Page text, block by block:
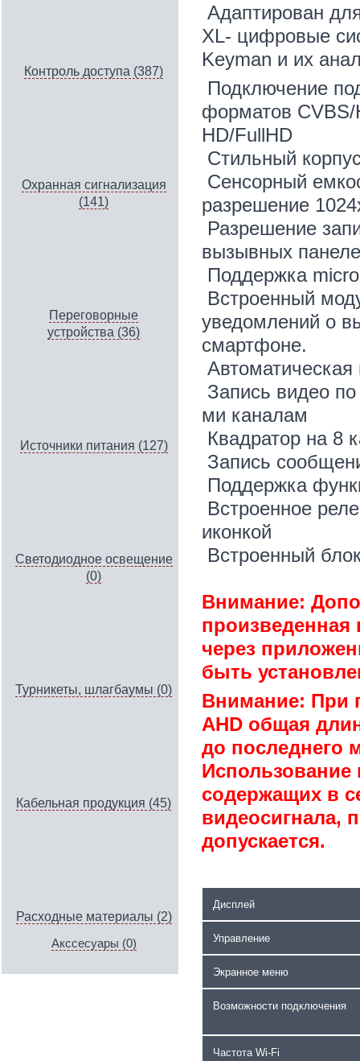
Контроль доступа (387)
Охранная сигнализация
(141)
Переговорные
устройства (36)
Источники питания (127)
Светодиодное освещение
(0)
Турникеты, шлагбаумы (0)
Кабельная продукция (45)
Расходные материалы (2)
Акссесуары (0)
Адаптирован
XL- цифровые
Keyman и их
Подключение
форматов
HD/FullHD
Стильный
Сенсорный
разрешение
Разрешение
вызывных
Поддержка
Встроенный
уведомлений о
смартфоне.
Запись видео
ми каналам
Квадратор на 8
Запись
Поддержка
Встроенное
иконкой
Встроенный
Внимание:
произведенная
через
быть
Внимание: При
AHD общая
до последнего
Использование
содержащих в
видеосигнала,
допускается.
Дисплей
Управление
Экранное меню
Возможности подключения
Частота Wi-Fi